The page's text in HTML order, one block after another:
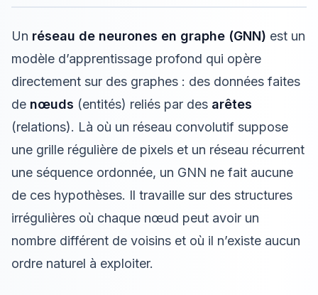
Un réseau de neurones en graphe (GNN) est un
modèle d’apprentissage profond qui opère
directement sur des graphes : des données faites
de nœuds (entités) reliés par des arêtes
(relations). Là où un réseau convolutif suppose
une grille régulière de pixels et un réseau récurrent
une séquence ordonnée, un GNN ne fait aucune
de ces hypothèses. Il travaille sur des structures
irrégulières où chaque nœud peut avoir un
nombre différent de voisins et où il n’existe aucun
ordre naturel à exploiter.